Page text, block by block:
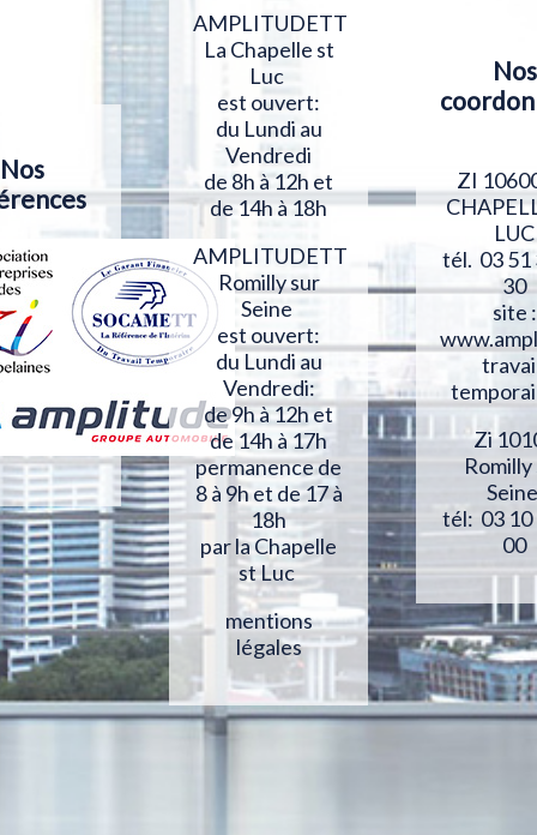
Nos
AMPLITUDETT
La Chapelle st
Luc
est ouvert:
du Lundi au
Vendredi
de 8h à 12h et
de 14h à 18h
AMPLITUDETT
Romilly sur
Seine
est ouvert:
du Lundi au
Vendredi:
de 9h à 12h et
de 14h à 17h
permanence de
8 à 9h et de 17 à
18h
par la Chapelle
st Luc
mentions
légales
Nos
ZI
LUC
tél. 03 51
30
site :
Zi
tél: 03 10
00